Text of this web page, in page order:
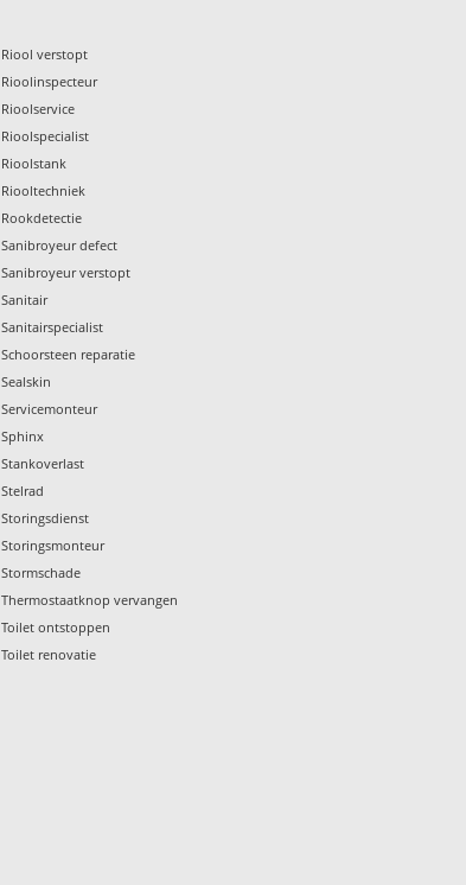
Riool verstopt
Rioolinspecteur
Rioolservice
Rioolspecialist
Rioolstank
Riooltechniek
Rookdetectie
Sanibroyeur defect
Sanibroyeur verstopt
Sanitair
Sanitairspecialist
Schoorsteen reparatie
Sealskin
Servicemonteur
Sphinx
Stankoverlast
Stelrad
Storingsdienst
Storingsmonteur
Stormschade
Thermostaatknop vervangen
Toilet ontstoppen
Toilet renovatie